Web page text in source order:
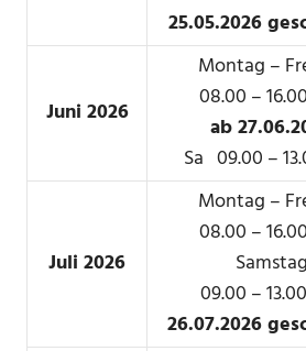
25.05.2026
Juni 2026
Montag –
08.00 –
ab
Sa 09.00 –
Juli 2026
Montag –
08.00 –
Samstag
09.00 –
26.07.2026